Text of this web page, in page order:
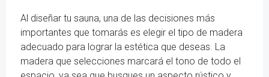
Al diseñar tu sauna, una de las decisiones más
importantes que tomarás es elegir el tipo de madera
adecuado para lograr la estética que deseas. La
madera que selecciones marcará el tono de todo el